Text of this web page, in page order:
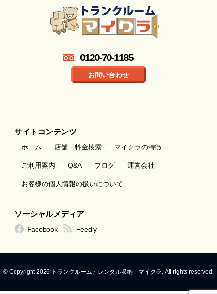
0120-70-1185
お問い合わせ
サイトコンテンツ
ホーム 店舗・料金検索 マイクラの特徴
ご利用案内 Q&A ブログ 運営会社
お客様の個人情報の扱いについて
ソーシャルメディア
Facebook Feedly
© Copyright 2026 トランクルーム・レンタル収納 マイクラ. All rights reserved.